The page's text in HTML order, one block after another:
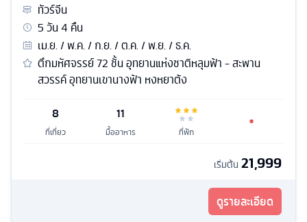
ทัวร์จีน
5วัน4 คืน
เม.ย. / พ.ค. / ก.ย. / ต.ค. / พ.ย. / ธ.ค.
ตึกมหัศจรรย์ 72 ชั้น อุทยานแห่งชาติหลุมฟ้า - สะพาน
สวรรค์ อุทยานเขานางฟ้า หงหยาต้ง
8
ที่เที่ยว
11
มื้ออาหาร ที่พัก
เริ่มต้น 21,999
ดูรายละเอียด